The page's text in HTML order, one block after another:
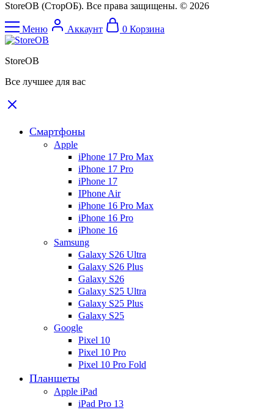
StoreOB (CторОБ). Все права защищены. © 2026
Меню Аккаунт 0 Корзина
StoreOB
Все лучшее для вас
Смартфоны
Apple
iPhone 17 Pro Max
iPhone 17 Pro
iPhone 17
IPhone Air
iPhone 16 Pro Max
iPhone 16 Pro
iPhone 16
Samsung
Galaxy S26 Ultra
Galaxy S26 Plus
Galaxy S26
Galaxy S25 Ultra
Galaxy S25 Plus
Galaxy S25
Google
Pixel 10
Pixel 10 Pro
Pixel 10 Pro Fold
Планшеты
Apple iPad
iPad Pro 13